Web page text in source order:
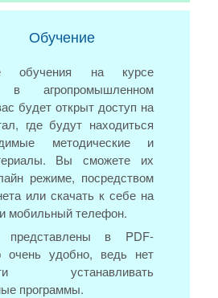
Обучение
обучения на курсе
в агропромышленном
будет открыт доступ на
где будут находиться
методические и
Вы сможете их
режиме, посредством
или скачать к себе на
мобильный телефон.
представлены в PDF-
очень удобно, ведь нет
устанавливать
программы.